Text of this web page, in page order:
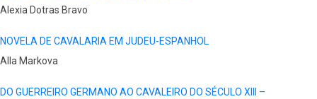
Alexia Dotras Bravo
NOVELA DE CAVALARIA EM JUDEU-ESPANHOL
Alla Markova
DO GUERREIRO GERMANO AO CAVALEIRO DO SÉCULO XIII –